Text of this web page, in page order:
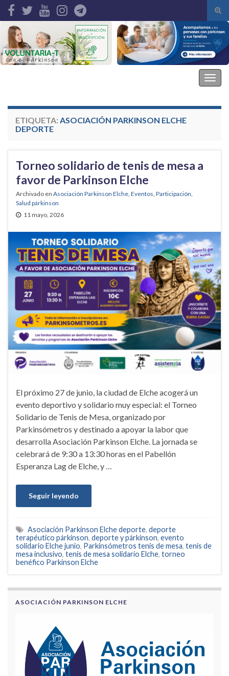
de
Search for:
ETIQUETA: ASOCIACIÓN PARKINSON ELCHE
DEPORTE
Torneo solidario de tenis de mesa a
favor de Parkinson Elche
Archivado en Asociación Parkinson Elche, Eventos, Participación,
Salud párkinson
11 mayo, 2026
El próximo 27 de junio, la ciudad de Elche acogerá un
evento deportivo y solidario muy especial: el Torneo
Solidario de Tenis de Mesa, organizado por
Parkinsómetros y destinado a apoyar la labor que
desarrolla Asociación Parkinson Elche. La jornada se
celebrará de 9:30 a 13:30 horas en el Pabellón
Esperanza Lag de Elche, y …
Seguir leyendo
Asociación Parkinson Elche deporte, deporte
terapéutico párkinson, deporte y párkinson, evento
solidario Elche junio, Parkinsómetros tenis de mesa, tenis de
mesa inclusivo, tenis de mesa solidario Elche, torneo
benéfico Parkinson Elche
ASOCIACIÓN PARKINSON ELCHE